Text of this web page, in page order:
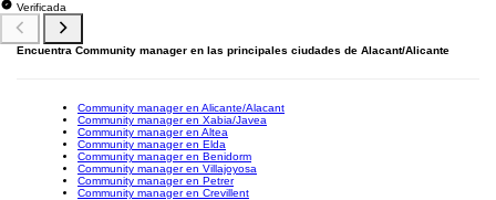
Verificada
Encuentra Community manager en las principales ciudades de Alacant/Alicante
Community manager en Alicante/Alacant
Community manager en Xabia/Javea
Community manager en Altea
Community manager en Elda
Community manager en Benidorm
Community manager en Villajoyosa
Community manager en Petrer
Community manager en Crevillent